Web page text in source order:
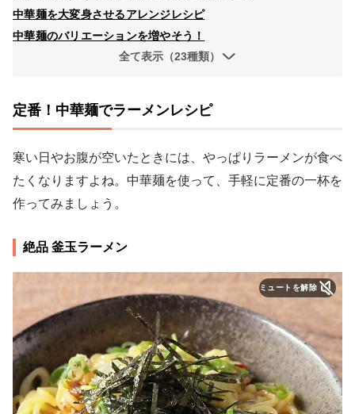
中華麺を大変身させるアレンジレシピ
中華麺のバリエーションを増やそう！
全て表示（23種類）
定番！中華麺でラーメンレシピ
寒い日やお腹が空いたときには、やっぱりラーメンが食べ
たくなりますよね。中華麺を使って、手軽に定番の一杯を
作ってみましょう。
絶品 釜玉ラーメン
ミュートを解除